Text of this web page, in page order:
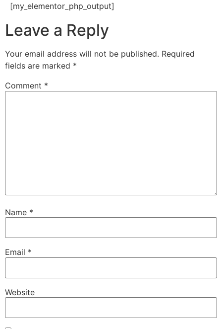
[my_elementor_php_output]
Leave a Reply
Your email address will not be published. Required
fields are marked *
Comment *
Name *
Email *
Website